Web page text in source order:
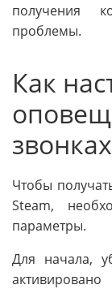
получения
проблемы.
Как
Чтобы
Steam,
параметры.
Для начала,